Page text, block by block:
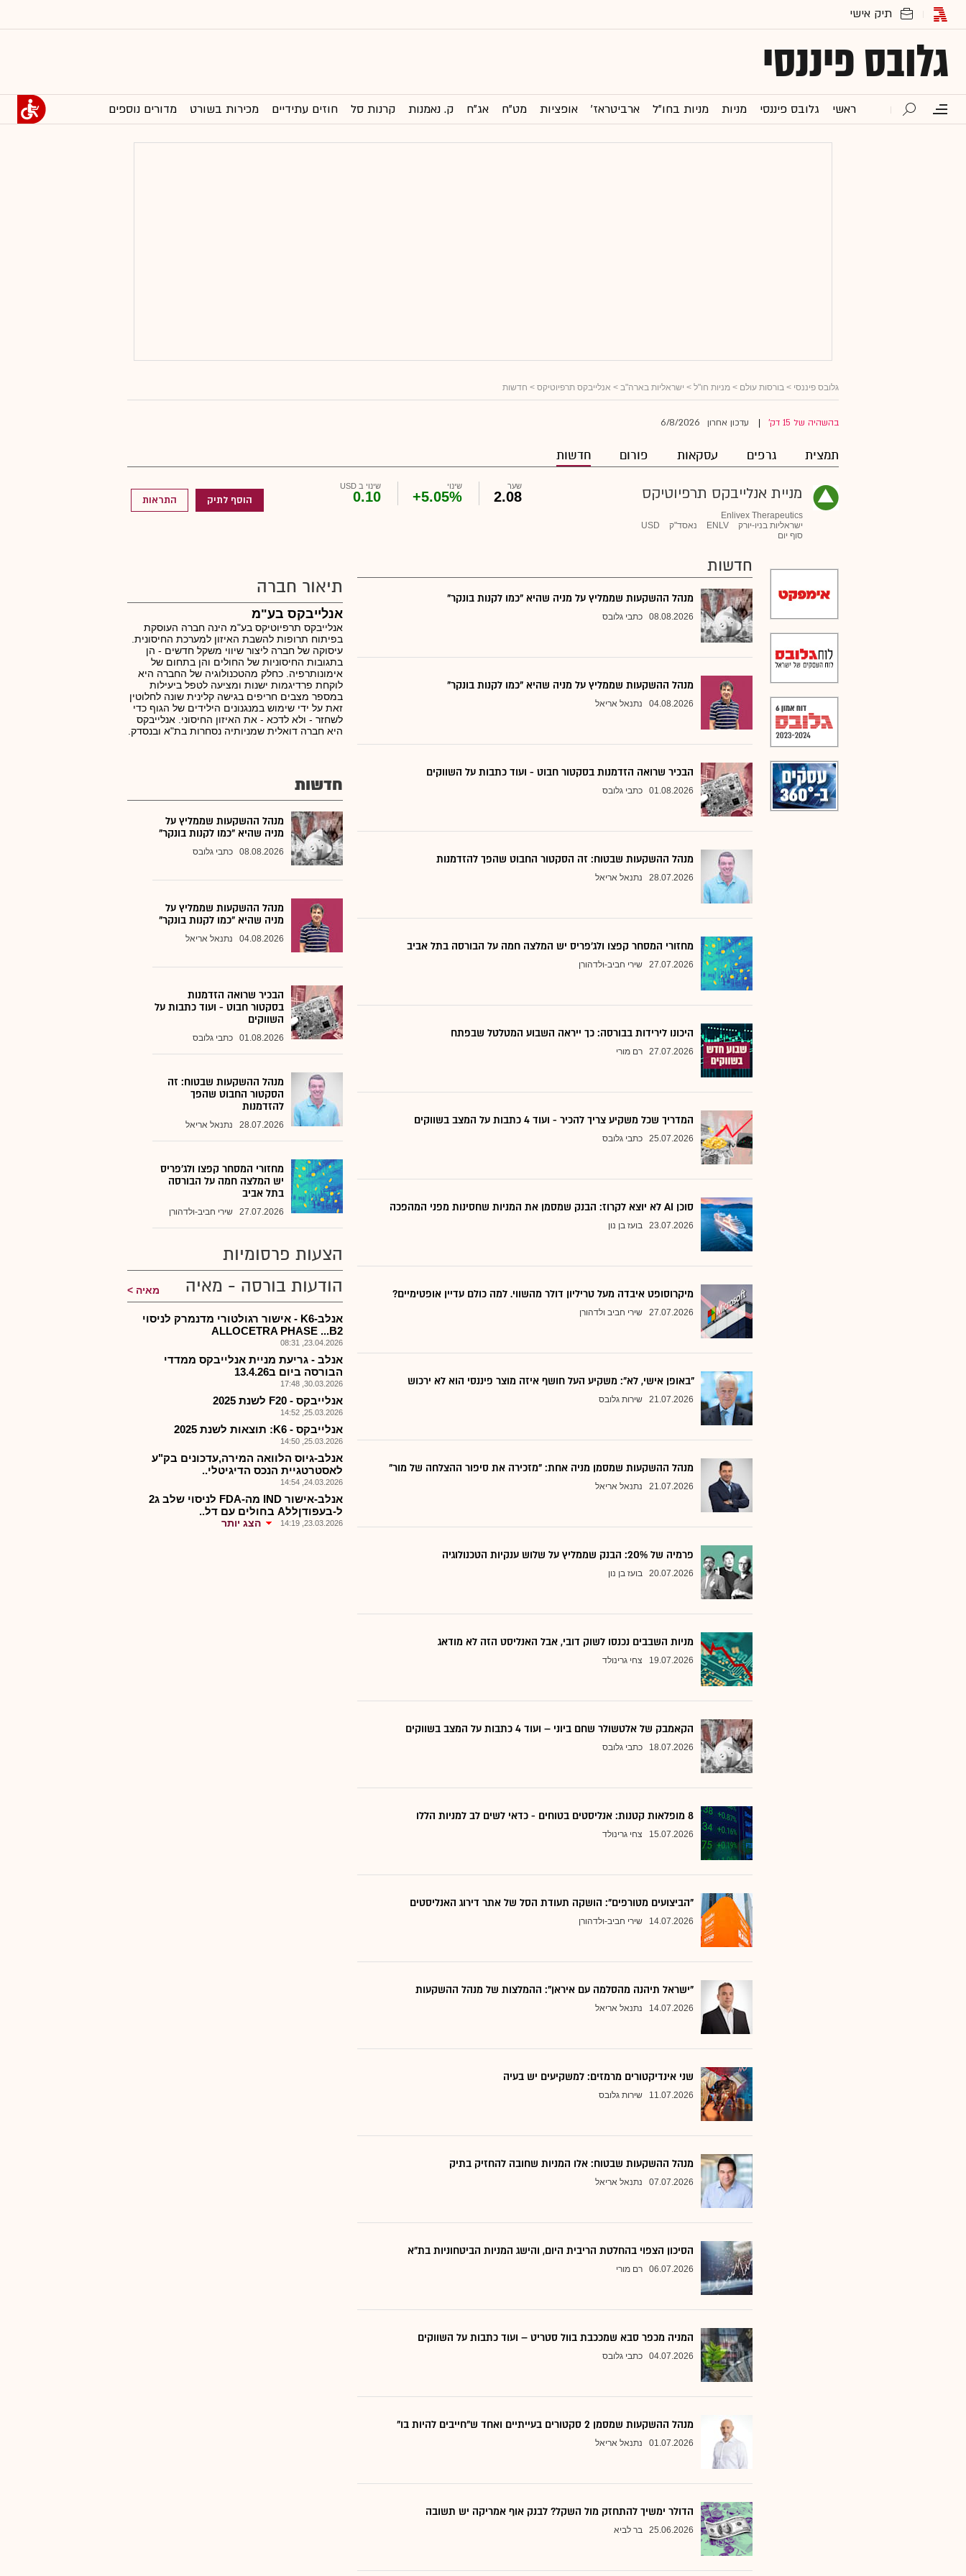
גלובס פיננסי
ראשי גלובס פיננסי מניות מניות בחו"ל ארביטראז' אופציות מט"ח אג"ח ק. נאמנות קרנות סל חוזים עתידיים מכירות בשורט מדורים נוספים
גלובס פיננסי > בורסות עולם > מניות חו"ל > ישראליות בארה"ב > אנלייבקס תרפיוטיקס > חדשות
בהשהיה של 15 דק' עדכון אחרון 6/8/2026
תמצית גרפים עסקאות פורום חדשות
מניית אנלייבקס תרפיוטיקס
Enlivex Therapeutics
ישראליות בניו-יורק
ENLV נאסד"ק
USD
סוף יום
שער
2.08
שינוי
+5.05%
שינוי ב USD
0.10 הוסף לתיק התראות
חדשות
מנהל ההשקעות שממליץ על מניה שהיא "כמו לקנות בונקר"
08.08.2026 כתבי גלובס
מנהל ההשקעות שממליץ על מניה שהיא "כמו לקנות בונקר"
04.08.2026 נתנאל אריאל
הבכיר שרואה הזדמנות בסקטור חבוט - ועוד כתבות על השווקים
01.08.2026 כתבי גלובס
מנהל ההשקעות שבטוח: זה הסקטור החבוט שהפך להזדמנות
28.07.2026 נתנאל אריאל
מחזורי המסחר קפצו ולג'פריס יש המלצה חמה על הבורסה בתל אביב
27.07.2026 שירי חביב-ולדהורן
היכונו לירידות בבורסה: כך ייראה השבוע המטלטל שבפתח
27.07.2026 רם מורי
המדריך שכל משקיע צריך להכיר - ועוד 4 כתבות על המצב בשווקים
25.07.2026 כתבי גלובס
סוכן AI לא יוצא לקרוז: הבנק שמסמן את המניות שחסינות מפני המהפכה
23.07.2026 בועז בן נון
מיקרוסופט איבדה מעל טריליון דולר מהשווי. למה כולם עדיין אופטימיים?
27.07.2026 שירי חביב ולדהורן
"באופן אישי, לא": משקיע העל חושף איזה מוצר פיננסי הוא לא ירכוש
21.07.2026 שירות גלובס
מנהל ההשקעות שמסמן מניה אחת: "מזכירה את סיפור ההצלחה של מור"
21.07.2026 נתנאל אריאל
פרמיה של 20%: הבנק שממליץ על שלוש ענקיות הטכנולוגיה
20.07.2026 בועז בן נון
מניות השבבים נכנסו לשוק דובי, אבל האנליסט הזה לא מודאג
19.07.2026 צחי גרינולד
הקאמבק של אלטשולר שחם ביוני – ועוד 4 כתבות על המצב בשווקים
18.07.2026 כתבי גלובס
8 מופלאות קטנות: אנליסטים בטוחים - כדאי לשים לב למניות הללו
15.07.2026 צחי גרינולד
"הביצועים מטורפים": הושקה תעודת הסל של אתר דירוג האנליסטים
14.07.2026 שירי חביב-ולדהורן
"ישראל תיהנה מהסלמה עם איראן": ההמלצות של מנהל ההשקעות
14.07.2026 נתנאל אריאל
שני אינדיקטורים מרמזים: למשקיעים יש בעיה
11.07.2026 שירות גלובס
מנהל ההשקעות שבטוח: אלו המניות שחובה להחזיק בתיק
07.07.2026 נתנאל אריאל
הסיכון הצפוי בהחלטת הריבית היום, והישג המניות הביטחוניות בת"א
06.07.2026 רם מורי
המניה מכפר סבא שמככבת בוול סטריט – ועוד כתבות על השווקים
04.07.2026 כתבי גלובס
מנהל ההשקעות שמסמן 2 סקטורים בעייתיים ואחד ש"חייבים להיות בו"
01.07.2026 נתנאל אריאל
הדולר ימשיך להתחזק מול השקל? לבנק אוף אמריקה יש תשובה
25.06.2026 בר לביא
תיאור חברה
אנלייבקס בע"מ
אנלייבקס תרפיוטיקס בע"מ הינה חברה העוסקת
בפיתוח תרופות להשבת האיזון למערכת החיסונית.
עיסוקה של חברה ליצור שיווי משקל חדשים - הן
בתגובות החיסוניות של החולים והן בתחום של
אימונותרפיה. כחלק מהטכנולוגיה של החברה היא
לוקחת פרדיגמות ישנות ומציעה לטפל ביעילות
במספר מצבים חריפים בגישה קלינית שונה לחלוטין
זאת על ידי שימוש במנגנונים הילידים של הגוף כדי
לשחזר - ולא לדכא - את האיזון החיסוני. אנלייבקס
היא חברה דואלית שמניותיה נסחרות בת"א ובנסדק.
חדשות
מנהל ההשקעות שממליץ על
מניה שהיא "כמו לקנות בונקר"
08.08.2026 כתבי גלובס
מנהל ההשקעות שממליץ על
מניה שהיא "כמו לקנות בונקר"
04.08.2026 נתנאל אריאל
הבכיר שרואה הזדמנות
בסקטור חבוט - ועוד כתבות על
השווקים
01.08.2026 כתבי גלובס
מנהל ההשקעות שבטוח: זה
הסקטור החבוט שהפך
להזדמנות
28.07.2026 נתנאל אריאל
מחזורי המסחר קפצו ולג'פריס
יש המלצה חמה על הבורסה
בתל אביב
27.07.2026 שירי חביב-ולדהורן
הצעות פרסומיות
הודעות בורסה - מאיה
מאיה
אנלב-K6 - אישור רגולטורי מדנמרק לניסוי
ALLOCETRA PHASE ...B2
23.04.2026, 08:31
אנלב - גריעת מניית אנלייבקס ממדדי
הבורסה ביום ב13.4.26
30.03.2026, 17:48
אנלייבקס - F20 לשנת 2025
25.03.2026, 14:52
אנלייבקס - K6: תוצאות לשנת 2025
25.03.2026, 14:50
אנלב-גיוס הלוואה המירה,עדכונים בק"ע
לאסטרטגיית הנכס הדיגיטלי..
24.03.2026, 14:54
אנלב-אישור IND מה-FDA לניסוי שלב ג2
ל-בעפודןללA בחולים עם דל..
23.03.2026, 14:19 הצג יותר